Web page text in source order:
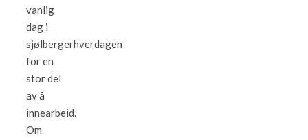
vanlig
dag i
sjølbergerhverdagen
for en
stor del
av å
innearbeid.
Om